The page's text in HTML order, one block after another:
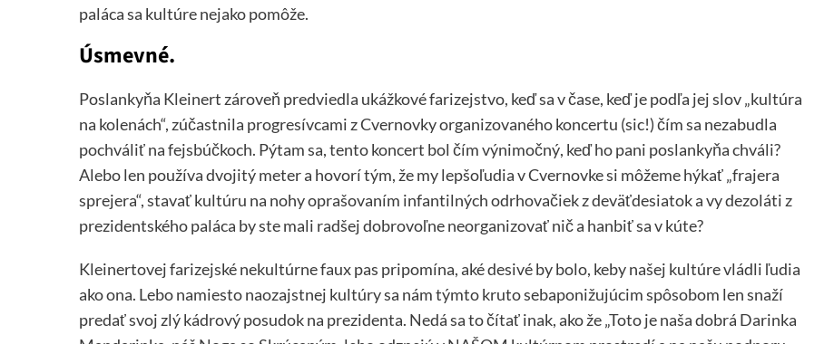
paláca sa kultúre nejako pomôže.
Úsmevné.
Poslankyňa Kleinert zároveň predviedla ukážkové farizejstvo, keď sa v čase, keď je podľa jej slov „kultúra
na kolenách“, zúčastnila progresívcami z Cvernovky organizovaného koncertu (sic!) čím sa nezabudla
pochváliť na fejsbúčkoch. Pýtam sa, tento koncert bol čím výnimočný, keď ho pani poslankyňa chváli?
Alebo len používa dvojitý meter a hovorí tým, že my lepšoľudia v Cvernovke si môžeme hýkať „frajera
sprejera“, stavať kultúru na nohy oprašovaním infantilných odrhovačiek z deväťdesiatok a vy dezoláti z
prezidentského paláca by ste mali radšej dobrovoľne neorganizovať nič a hanbiť sa v kúte?
Kleinertovej farizejské nekultúrne faux pas pripomína, aké desivé by bolo, keby našej kultúre vládli ľudia
ako ona. Lebo namiesto naozajstnej kultúry sa nám týmto kruto sebaponižujúcim spôsobom len snaží
predať svoj zlý kádrový posudok na prezidenta. Nedá sa to čítať inak, ako že „Toto je naša dobrá Darinka